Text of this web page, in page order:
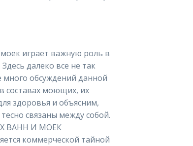
играет важную роль в
далеко все не так
обсуждений данной
составах моющих, их
здоровья и объясним,
связаны между собой.
ВАНН И МОЕК
коммерческой тайной